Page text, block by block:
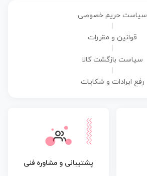
سیاست حریم خصوصی
قوانین و مقررات
سیاست بازگشت کالا
رفع ایرادات و شکایات
پشتیبانی و مشاوره فنی